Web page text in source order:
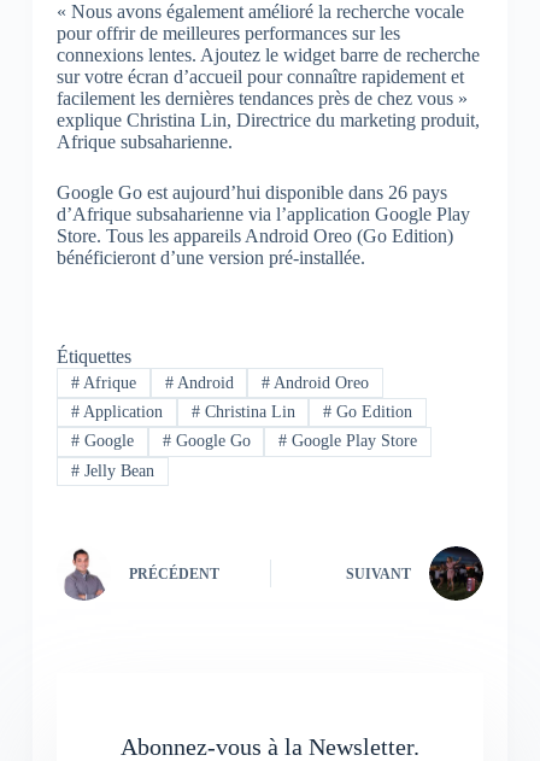
« Nous avons également amélioré la recherche vocale
pour offrir de meilleures performances sur les
connexions lentes. Ajoutez le widget barre de recherche
sur votre écran d’accueil pour connaître rapidement et
facilement les dernières tendances près de chez vous »
explique Christina Lin, Directrice du marketing produit,
Afrique subsaharienne.
Google Go est aujourd’hui disponible dans 26 pays
d’Afrique subsaharienne via l’application Google Play
Store. Tous les appareils Android Oreo (Go Edition)
bénéficieront d’une version pré-installée.
Étiquettes
#Afrique #Android # Android Oreo
#Application #Christina Lin # Go Edition
#Google #Google Go # Google Play Store
#Jelly Bean
PRÉCÉDENT SUIVANT
Abonnez-vous à la Newsletter.